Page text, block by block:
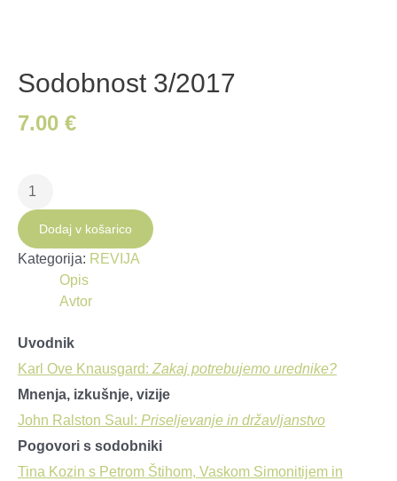
Sodobnost 3/2017
7.00 €
Sodobnost
količinaDodaj v košarico
Kategorija: REVIJA
Opis
Avtor
Uvodnik
Karl Ove Knausgard: Zakaj potrebujemo urednike?
Mnenja, izkušnje, vizije
John Ralston Saul: Priseljevanje in državljanstvo
Pogovori s sodobniki
Tina Kozin s Petrom Štihom, Vaskom Simonitijem in